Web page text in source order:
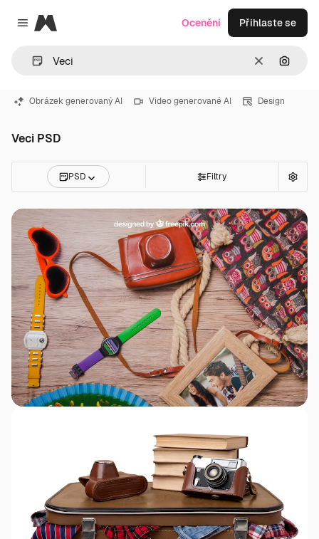
Close menu
Magnific
ZrušitHledat
Ocenění Přihlaste se
Obrázek generovaný AI Video generované AI Design
Veci PSD
PSD Filtry